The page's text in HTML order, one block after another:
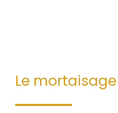
Le mortaisage